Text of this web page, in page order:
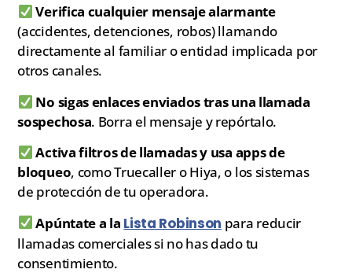
Verifica cualquier mensaje alarmante
(accidentes, detenciones, robos) llamando
directamente al familiar o entidad implicada por
otros canales.
No sigas enlaces enviados tras una llamada
sospechosa. Borra el mensaje y repórtalo.
Activa filtros de llamadas y usa apps de
bloqueo, como Truecaller o Hiya, o los sistemas
de protección de tu operadora.
Apúntate a la Lista Robinson para reducir
llamadas comerciales si no has dado tu
consentimiento.